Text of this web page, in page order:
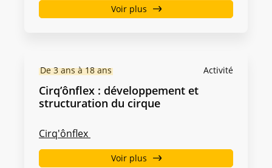
Voir plus
Activité
De 3 ans à 18 ans
Cirq’ônflex : développement et
structuration du cirque
Cirq'ônflex
Voir plus